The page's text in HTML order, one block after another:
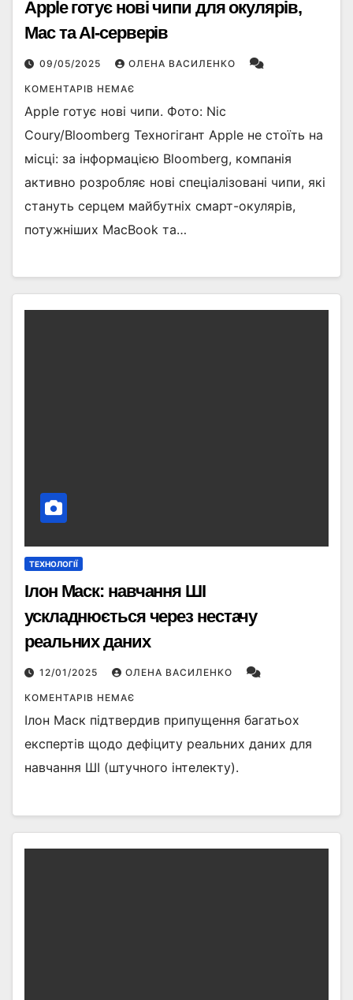
Apple готує нові чипи для окулярів,
Mac та AI-серверів
09/05/2025 ОЛЕНА ВАСИЛЕНКО
КОМЕНТАРІВ НЕМАЄ
Apple готує нові чипи. Фото: Nic
Coury/Bloomberg Техногігант Apple не стоїть на
місці: за інформацією Bloomberg, компанія
активно розробляє нові спеціалізовані чипи, які
стануть серцем майбутніх смарт-окулярів,
потужніших MacBook та…
ТЕХНОЛОГІЇ
Ілон Маск: навчання ШІ
ускладнюється через нестачу
реальних даних
12/01/2025 ОЛЕНА ВАСИЛЕНКО
КОМЕНТАРІВ НЕМАЄ
Ілон Маск підтвердив припущення багатьох
експертів щодо дефіциту реальних даних для
навчання ШІ (штучного інтелекту).